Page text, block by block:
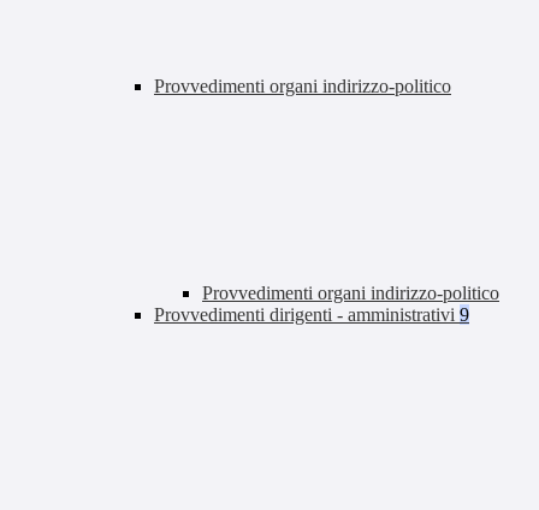
Provvedimenti organi indirizzo-politico
Provvedimenti organi indirizzo-politico
Provvedimenti dirigenti - amministrativi 9